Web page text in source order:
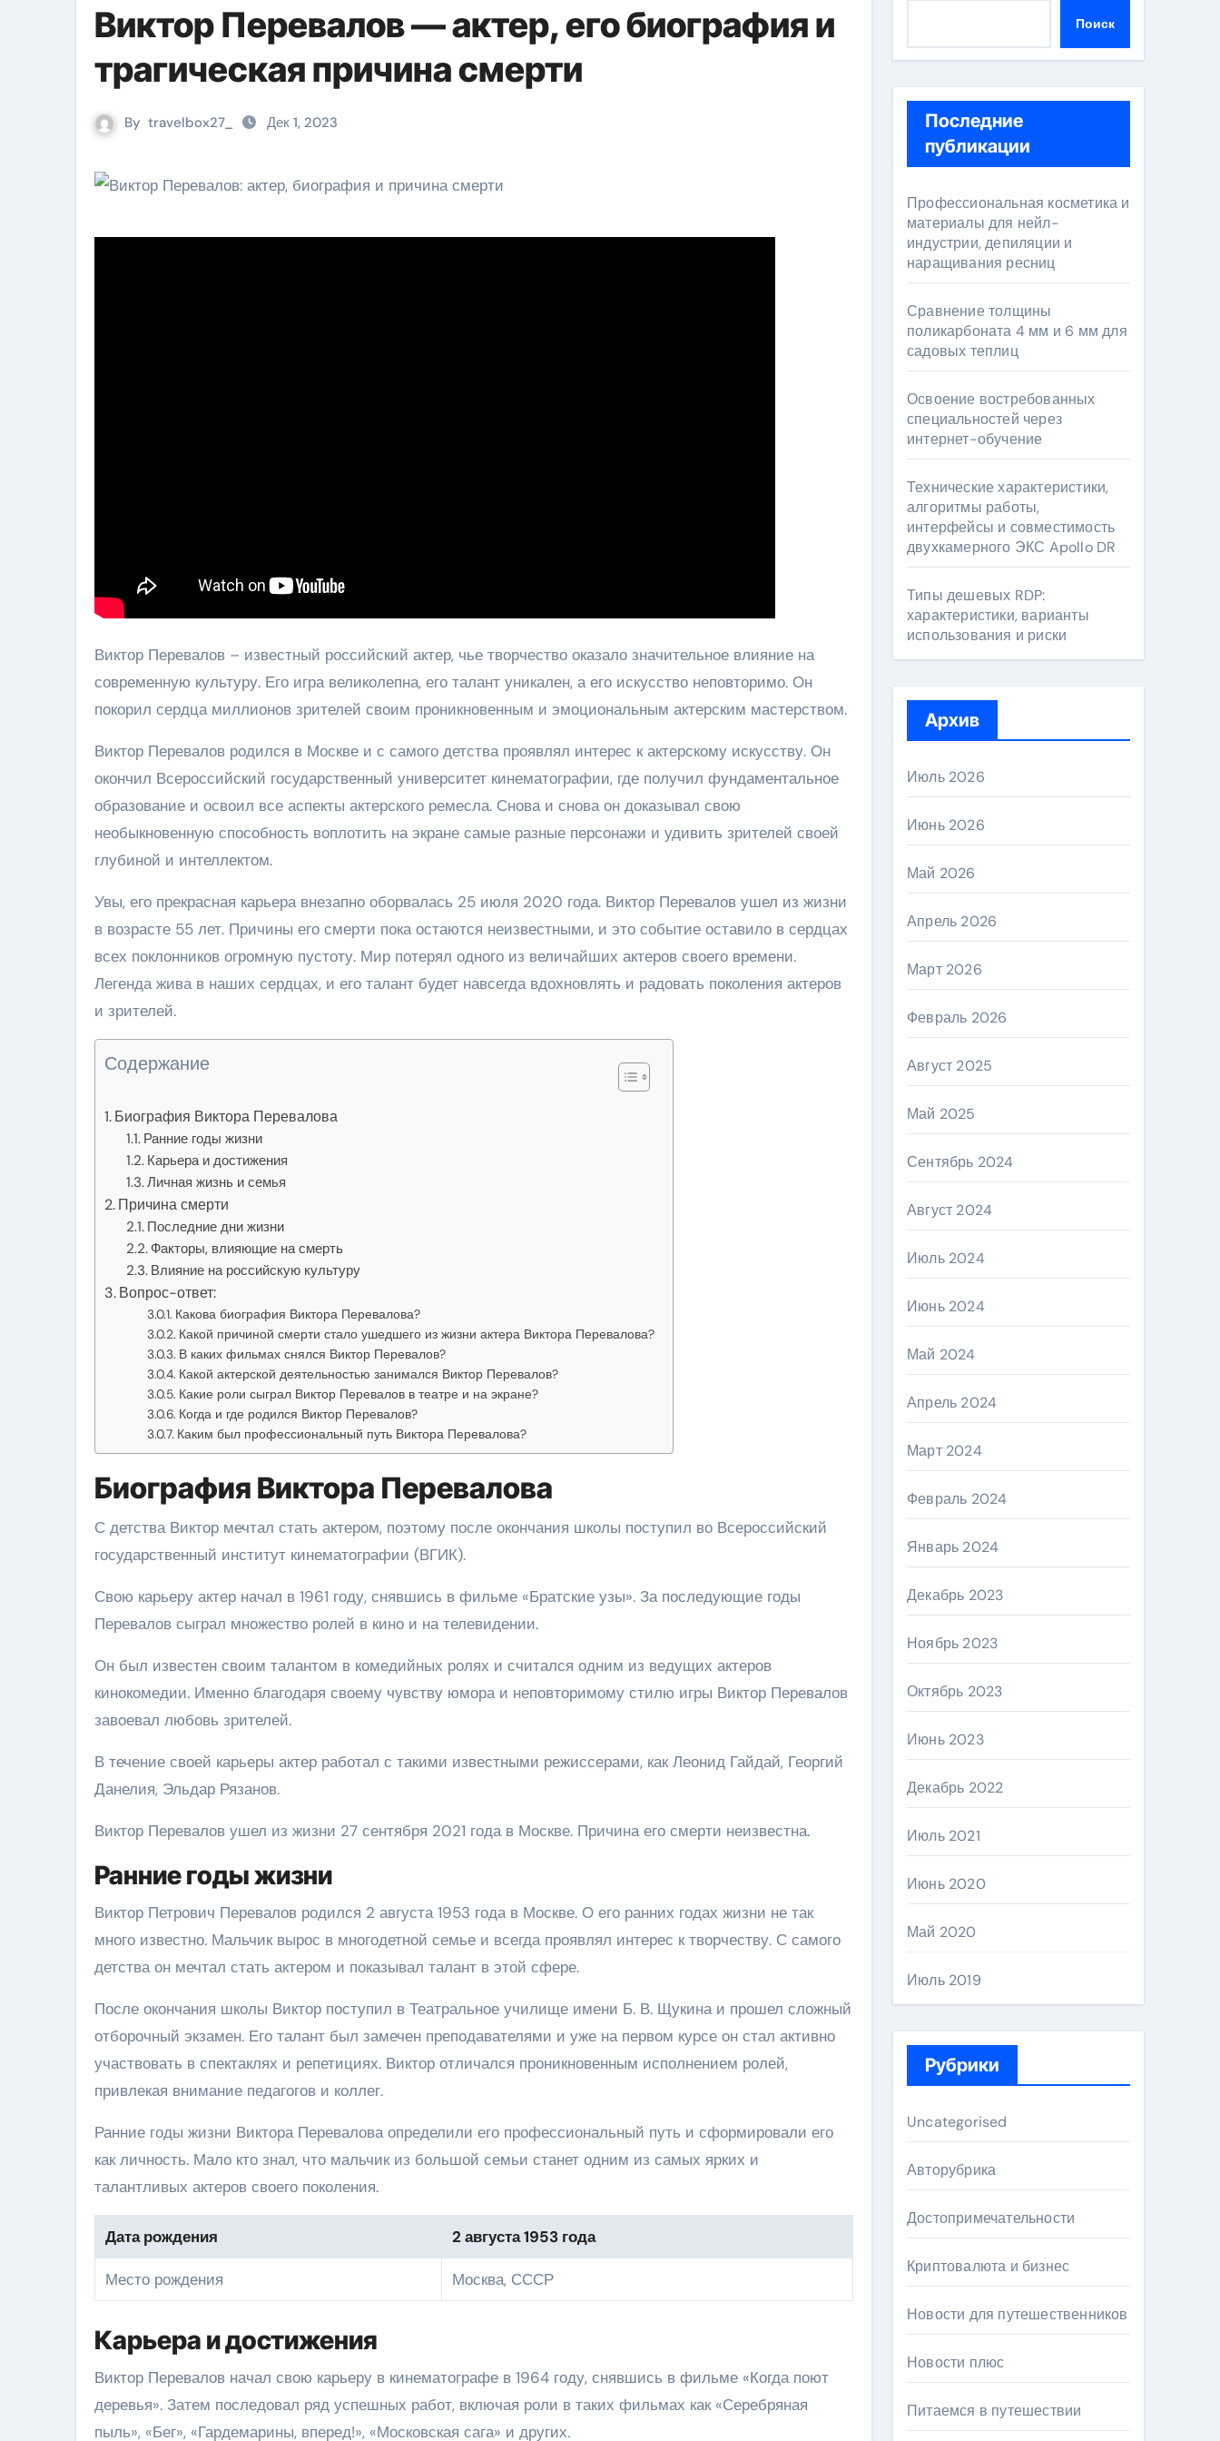
Виктор Перевалов — актер, его биография и
трагическая причина смерти
By travelbox27_ Дек 1, 2023
Виктор Перевалов – известный российский актер, чье творчество оказало значительное влияние на
современную культуру. Его игра великолепна, его талант уникален, а его искусство неповторимо. Он
покорил сердца миллионов зрителей своим проникновенным и эмоциональным актерским мастерством.
Виктор Перевалов родился в Москве и с самого детства проявлял интерес к актерскому искусству. Он
окончил Всероссийский государственный университет кинематографии, где получил фундаментальное
образование и освоил все аспекты актерского ремесла. Снова и снова он доказывал свою
необыкновенную способность воплотить на экране самые разные персонажи и удивить зрителей своей
глубиной и интеллектом.
Увы, его прекрасная карьера внезапно оборвалась 25 июля 2020 года. Виктор Перевалов ушел из жизни
в возрасте 55 лет. Причины его смерти пока остаются неизвестными, и это событие оставило в сердцах
всех поклонников огромную пустоту. Мир потерял одного из величайших актеров своего времени.
Легенда жива в наших сердцах, и его талант будет навсегда вдохновлять и радовать поколения актеров
и зрителей.
Содержание
Биография Виктора Перевалова
Ранние годы жизни
Карьера и достижения
Личная жизнь и семья
Причина смерти
Последние дни жизни
Факторы, влияющие на смерть
Влияние на российскую культуру
Вопрос-ответ:
Какова биография Виктора Перевалова?
Какой причиной смерти стало ушедшего из жизни актера Виктора Перевалова?
В каких фильмах снялся Виктор Перевалов?
Какой актерской деятельностью занимался Виктор Перевалов?
Какие роли сыграл Виктор Перевалов в театре и на экране?
Когда и где родился Виктор Перевалов?
Каким был профессиональный путь Виктора Перевалова?
Биография Виктора Перевалова
С детства Виктор мечтал стать актером, поэтому после окончания школы поступил во Всероссийский
государственный институт кинематографии (ВГИК).
Свою карьеру актер начал в 1961 году, снявшись в фильме «Братские узы». За последующие годы
Перевалов сыграл множество ролей в кино и на телевидении.
Он был известен своим талантом в комедийных ролях и считался одним из ведущих актеров
кинокомедии. Именно благодаря своему чувству юмора и неповторимому стилю игры Виктор Перевалов
завоевал любовь зрителей.
В течение своей карьеры актер работал с такими известными режиссерами, как Леонид Гайдай, Георгий
Данелия, Эльдар Рязанов.
Виктор Перевалов ушел из жизни 27 сентября 2021 года в Москве. Причина его смерти неизвестна.
Ранние годы жизни
Виктор Петрович Перевалов родился 2 августа 1953 года в Москве. О его ранних годах жизни не так
много известно. Мальчик вырос в многодетной семье и всегда проявлял интерес к творчеству. С самого
детства он мечтал стать актером и показывал талант в этой сфере.
После окончания школы Виктор поступил в Театральное училище имени Б. В. Щукина и прошел сложный
отборочный экзамен. Его талант был замечен преподавателями и уже на первом курсе он стал активно
участвовать в спектаклях и репетициях. Виктор отличался проникновенным исполнением ролей,
привлекая внимание педагогов и коллег.
Ранние годы жизни Виктора Перевалова определили его профессиональный путь и сформировали его
как личность. Мало кто знал, что мальчик из большой семьи станет одним из самых ярких и
талантливых актеров своего поколения.
Дата рождения 2 августа 1953 года
Место рождения Москва, СССР
Карьера и достижения
Виктор Перевалов начал свою карьеру в кинематографе в 1964 году, снявшись в фильме «Когда поют
деревья». Затем последовал ряд успешных работ, включая роли в таких фильмах как «Серебряная
пыль», «Бег», «Гардемарины, вперед!», «Московская сага» и других.
Поиск
Последние
публикации
Профессиональная косметика и
материалы для нейл-
индустрии, депиляции и
наращивания ресниц
Сравнение толщины
поликарбоната 4 мм и 6 мм для
садовых теплиц
Освоение востребованных
специальностей через
интернет-обучение
Технические характеристики,
алгоритмы работы,
интерфейсы и совместимость
двухкамерного ЭКС Apollo DR
Типы дешевых RDP:
характеристики, варианты
использования и риски
Архив
Июль 2026
Июнь 2026
Май 2026
Апрель 2026
Март 2026
Февраль 2026
Август 2025
Май 2025
Сентябрь 2024
Август 2024
Июль 2024
Июнь 2024
Май 2024
Апрель 2024
Март 2024
Февраль 2024
Январь 2024
Декабрь 2023
Ноябрь 2023
Октябрь 2023
Июнь 2023
Декабрь 2022
Июль 2021
Июнь 2020
Май 2020
Июль 2019
Рубрики
Uncategorised
Авторубрика
Достопримечательности
Криптовалюта и бизнес
Новости для путешественников
Новости плюс
Питаемся в путешествии